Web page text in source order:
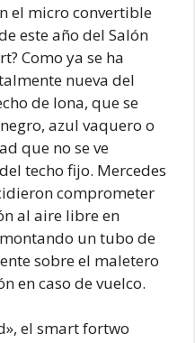
el micro convertible
este año del Salón
Como ya se ha
nueva del
de lona, que se
azul vaquero o
que no se ve
techo fijo. Mercedes
comprometer
al aire libre en
un tubo de
sobre el maletero
en caso de vuelco.
el smart fortwo